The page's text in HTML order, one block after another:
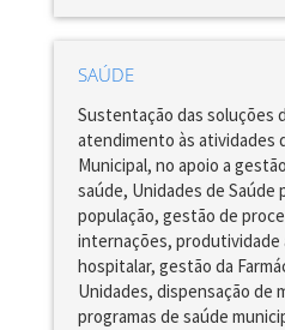
SAÚDE
Sustentação das soluções
atendimento às atividades
Municipal, no apoio a
saúde, Unidades de Saúde
população, gestão de
internações, produtividade
hospitalar, gestão da
Unidades, dispensação de
programas de saúde